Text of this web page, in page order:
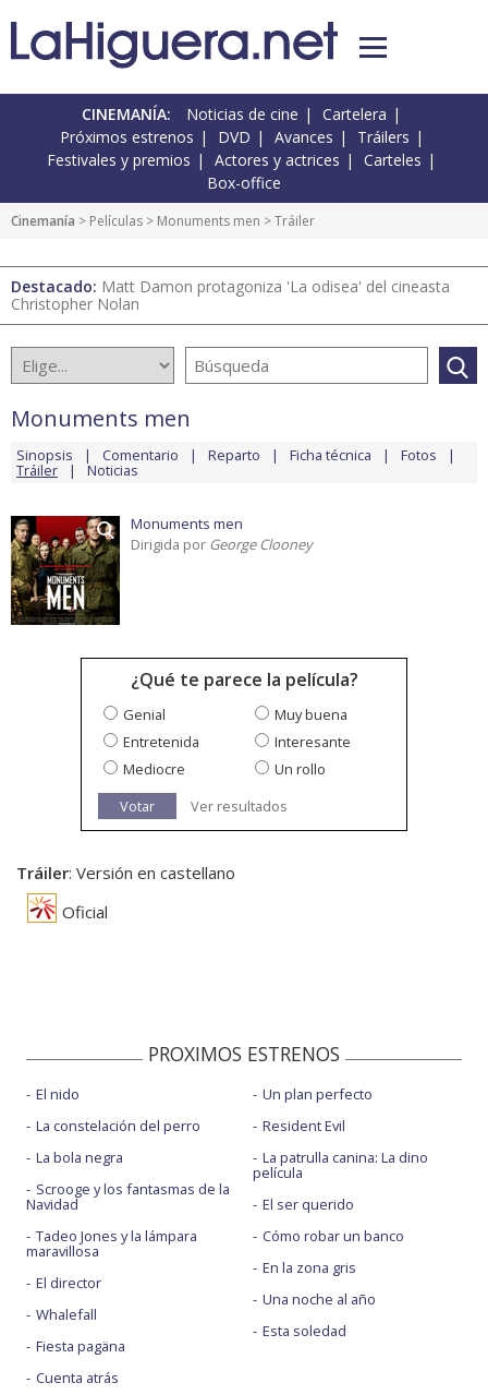
CINEMANÍA: Noticias de cine
Cartelera
Próximos estrenos
DVD Avances
Tráilers
Festivales y premios
Actores y actrices
Carteles
Box-office
Cinemanía > Películas > Monuments men > Tráiler
Destacado: Matt Damon protagoniza 'La odisea' del cineasta
Christopher Nolan
Monuments men
Sinopsis Comentario Reparto Ficha técnica Fotos
Tráiler Noticias
Monuments men
Dirigida por George Clooney
¿Qué te parece la película?
Genial
Muy buena
Entretenida
Interesante
Mediocre
Un rollo
Votar
Ver resultados
Tráiler: Versión en castellano
Oficial
PROXIMOS ESTRENOS
El nido
La constelación del perro
La bola negra
Scrooge y los fantasmas de la
Navidad
Tadeo Jones y la lámpara
maravillosa
El director
Whalefall
Fiesta pagäna
Cuenta atrás
Un plan perfecto
Resident Evil
La patrulla canina: La dino
película
El ser querido
Cómo robar un banco
En la zona gris
Una noche al año
Esta soledad